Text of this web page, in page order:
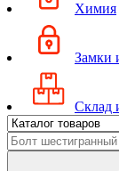
Химия
Замки
Склад